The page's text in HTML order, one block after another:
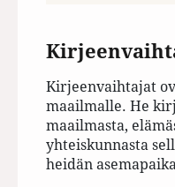
Kirjeenvaihtajat
maailmalle. He
maailmasta,
yhteiskunnasta
heidän